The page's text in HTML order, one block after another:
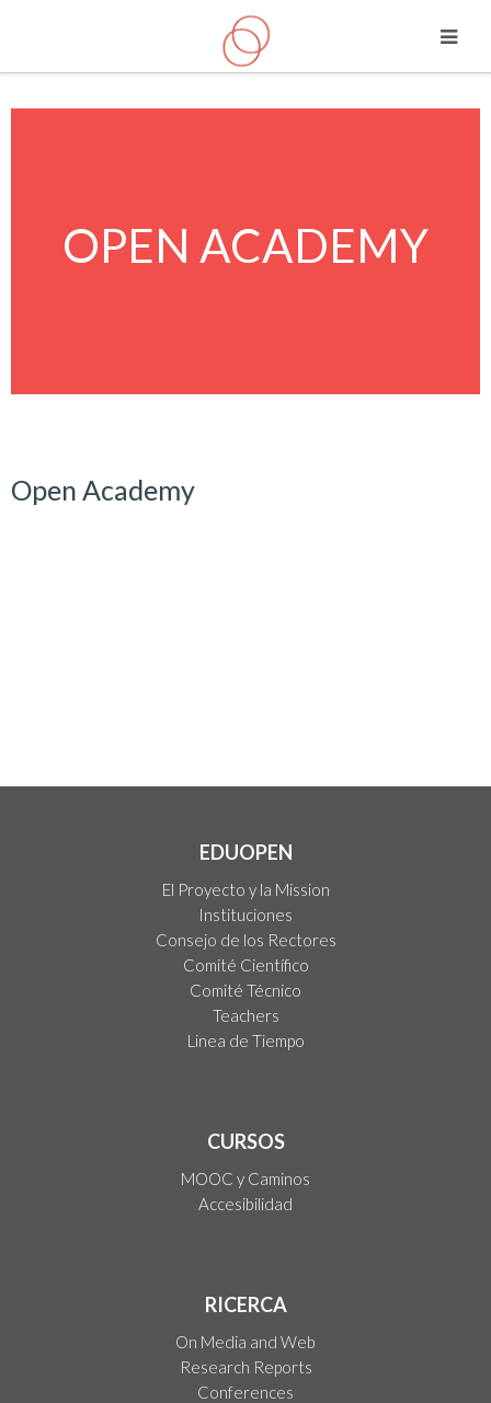
Saltar a contenido principal
OPEN ACADEMY
Open Academy
EDUOPEN
El Proyecto y la Mission
Instituciones
Consejo de los Rectores
Comité Científico
Comité Técnico
Teachers
Linea de Tiempo
CURSOS
MOOC y Caminos
Accesibilidad
RICERCA
On Media and Web
Research Reports
Conferences